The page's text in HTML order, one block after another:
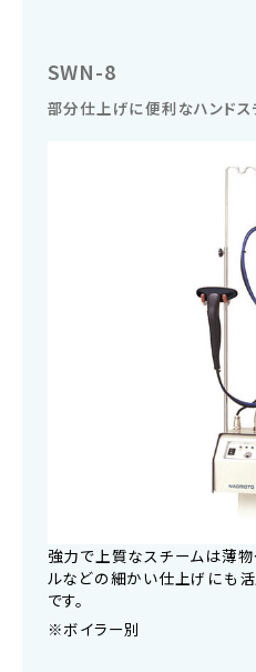
SWN-8
部分仕上げに便利なハンドス
強力で上質なスチームは薄物
ルなどの細かい仕上げにも
です。
※ボイラー別